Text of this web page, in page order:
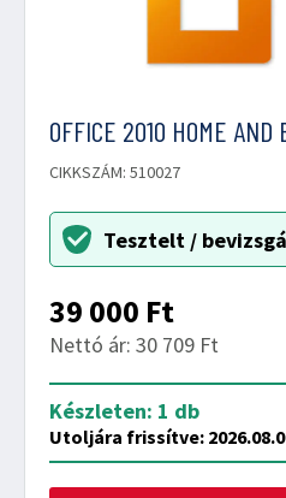
OFFICE 2010 HOME AND
CIKKSZÁM: 510027
Tesztelt /
39 000 Ft
Nettó ár: 30 709 Ft
Készleten: 1 db
Utoljára frissítve: